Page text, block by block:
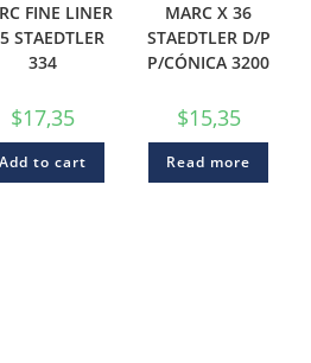
FINE LINER
STAEDTLER
334
$17,35
Add to cart
MARC X 36
STAEDTLER D/P
P/CÓNICA 3200
$15,35
Read more